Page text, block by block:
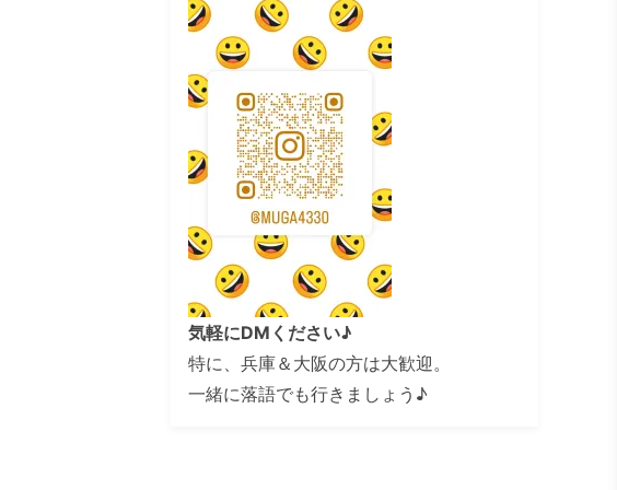
気軽にDMください♪
特に、兵庫＆大阪の方は大歓迎。
一緒に落語でも行きましょう♪